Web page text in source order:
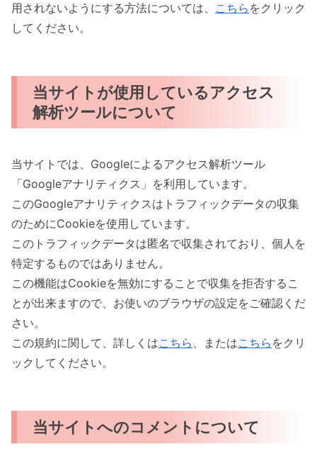
用されないようにする方法については、 こちら をクリック
してください。
当サイトが使用しているアクセス
解析ツールについて
当サイトでは、Googleによるアクセス解析ツール
「Googleアナリティクス」を利用しています。
このGoogleアナリティクスはトラフィックデータの収集
のためにCookieを使用しています。
このトラフィックデータは匿名で収集されており、個人を
特定するものではありません。
この機能はCookieを無効にすることで収集を拒否するこ
とが出来ますので、お使いのブラウザの設定をご確認くだ
さい。
この規約に関して、詳しくはこちら 、またはこちら をクリ
ックしてください。
当サイトへのコメントについて